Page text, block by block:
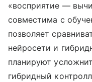
«восприятие —
совместима с
позволяет
нейросети и
планируют
гибридный